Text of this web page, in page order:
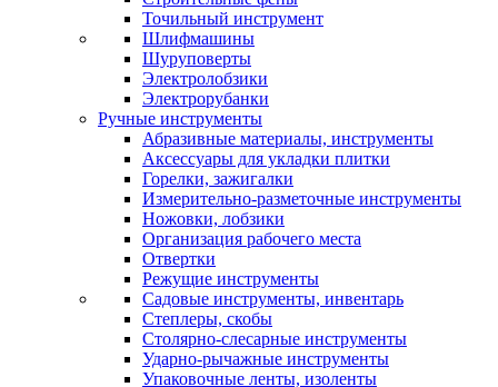
Точильный инструмент
Шлифмашины
Шуруповерты
Электролобзики
Электрорубанки
Ручные инструменты
Абразивные материалы, инструменты
Аксессуары для укладки плитки
Горелки, зажигалки
Измерительно-разметочные инструменты
Ножовки, лобзики
Организация рабочего места
Отвертки
Режущие инструменты
Садовые инструменты, инвентарь
Степлеры, скобы
Столярно-слесарные инструменты
Ударно-рычажные инструменты
Упаковочные ленты, изоленты